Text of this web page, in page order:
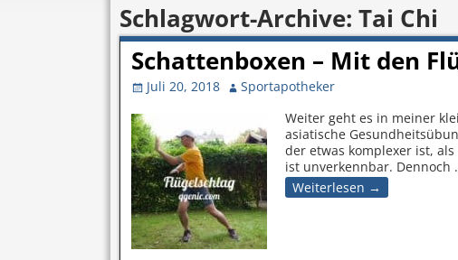
Schlagwort-Archive: Tai Chi
Schattenboxen – Mit den
Juli 20, 2018
Sportapotheker
Weiter geht es in meiner
asiatische
der etwas komplexer ist,
ist unverkennbar. Dennoch
Weiterlesen →